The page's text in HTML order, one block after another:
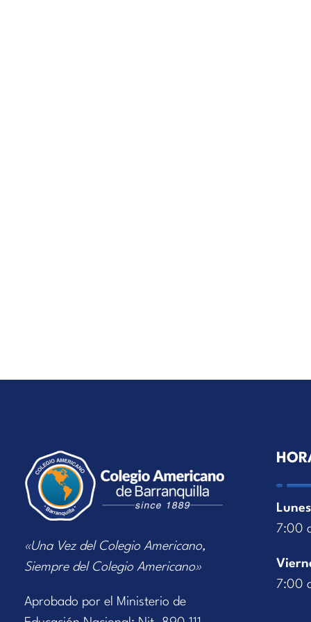
«Una Vez del Colegio Americano,
Siempre del Colegio Americano»
Aprobado por el Ministerio de
7:00
7:00